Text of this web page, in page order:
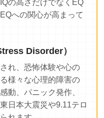
の高さだけでなくEQ
への関心が高まって
Disorder）
れ、恐怖体験や心の
様々な心理的障害の
動、パニック発作、
日本大震災や9.11テロ